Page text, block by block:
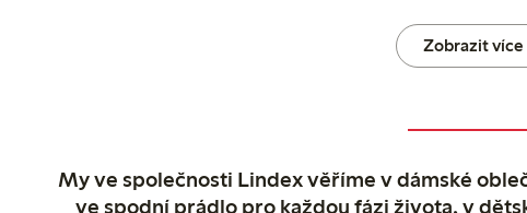
Zobrazit více
My ve společnosti Lindex věříme v dámské
ve spodní prádlo pro každou fázi života, v